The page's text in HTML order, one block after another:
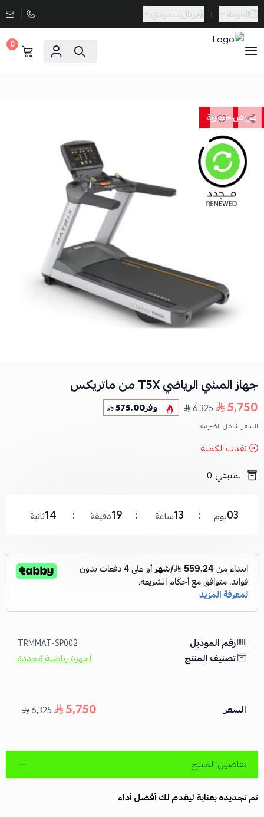
العربية | ريال سعودي
0
عروض حصرية
جهاز المشي الرياضي T5X من ماتريكس
5,750
6,325 وفر575.00
السعر شامل الضريبة
نفدت الكمية
المتبقي 0
13ثانية 19دقيقة 13ساعة 03يوم
رقم الموديل TRMMAT-SP002
تصنيف المنتج أجهزة رياضية مُجددة
السعر 5,750
6,325
تفاصيل المنتج
تم تجديده بعناية ليقدم لك أفضل أداء